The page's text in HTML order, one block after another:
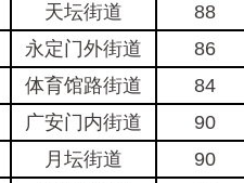
天坛街道
88
永定门外街道
86
体育馆路街道 84
广安门内街道
90
月坛街道
90